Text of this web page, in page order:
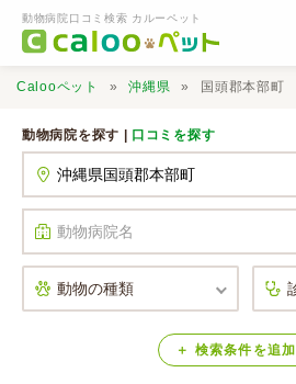
動物病院口コミ検索 カルーペット
口コミ検索
Calooペットとは？
Calooペット 沖縄県 国頭郡本部町
動物病院を探す | 口コミを探す
検索条件 を追加